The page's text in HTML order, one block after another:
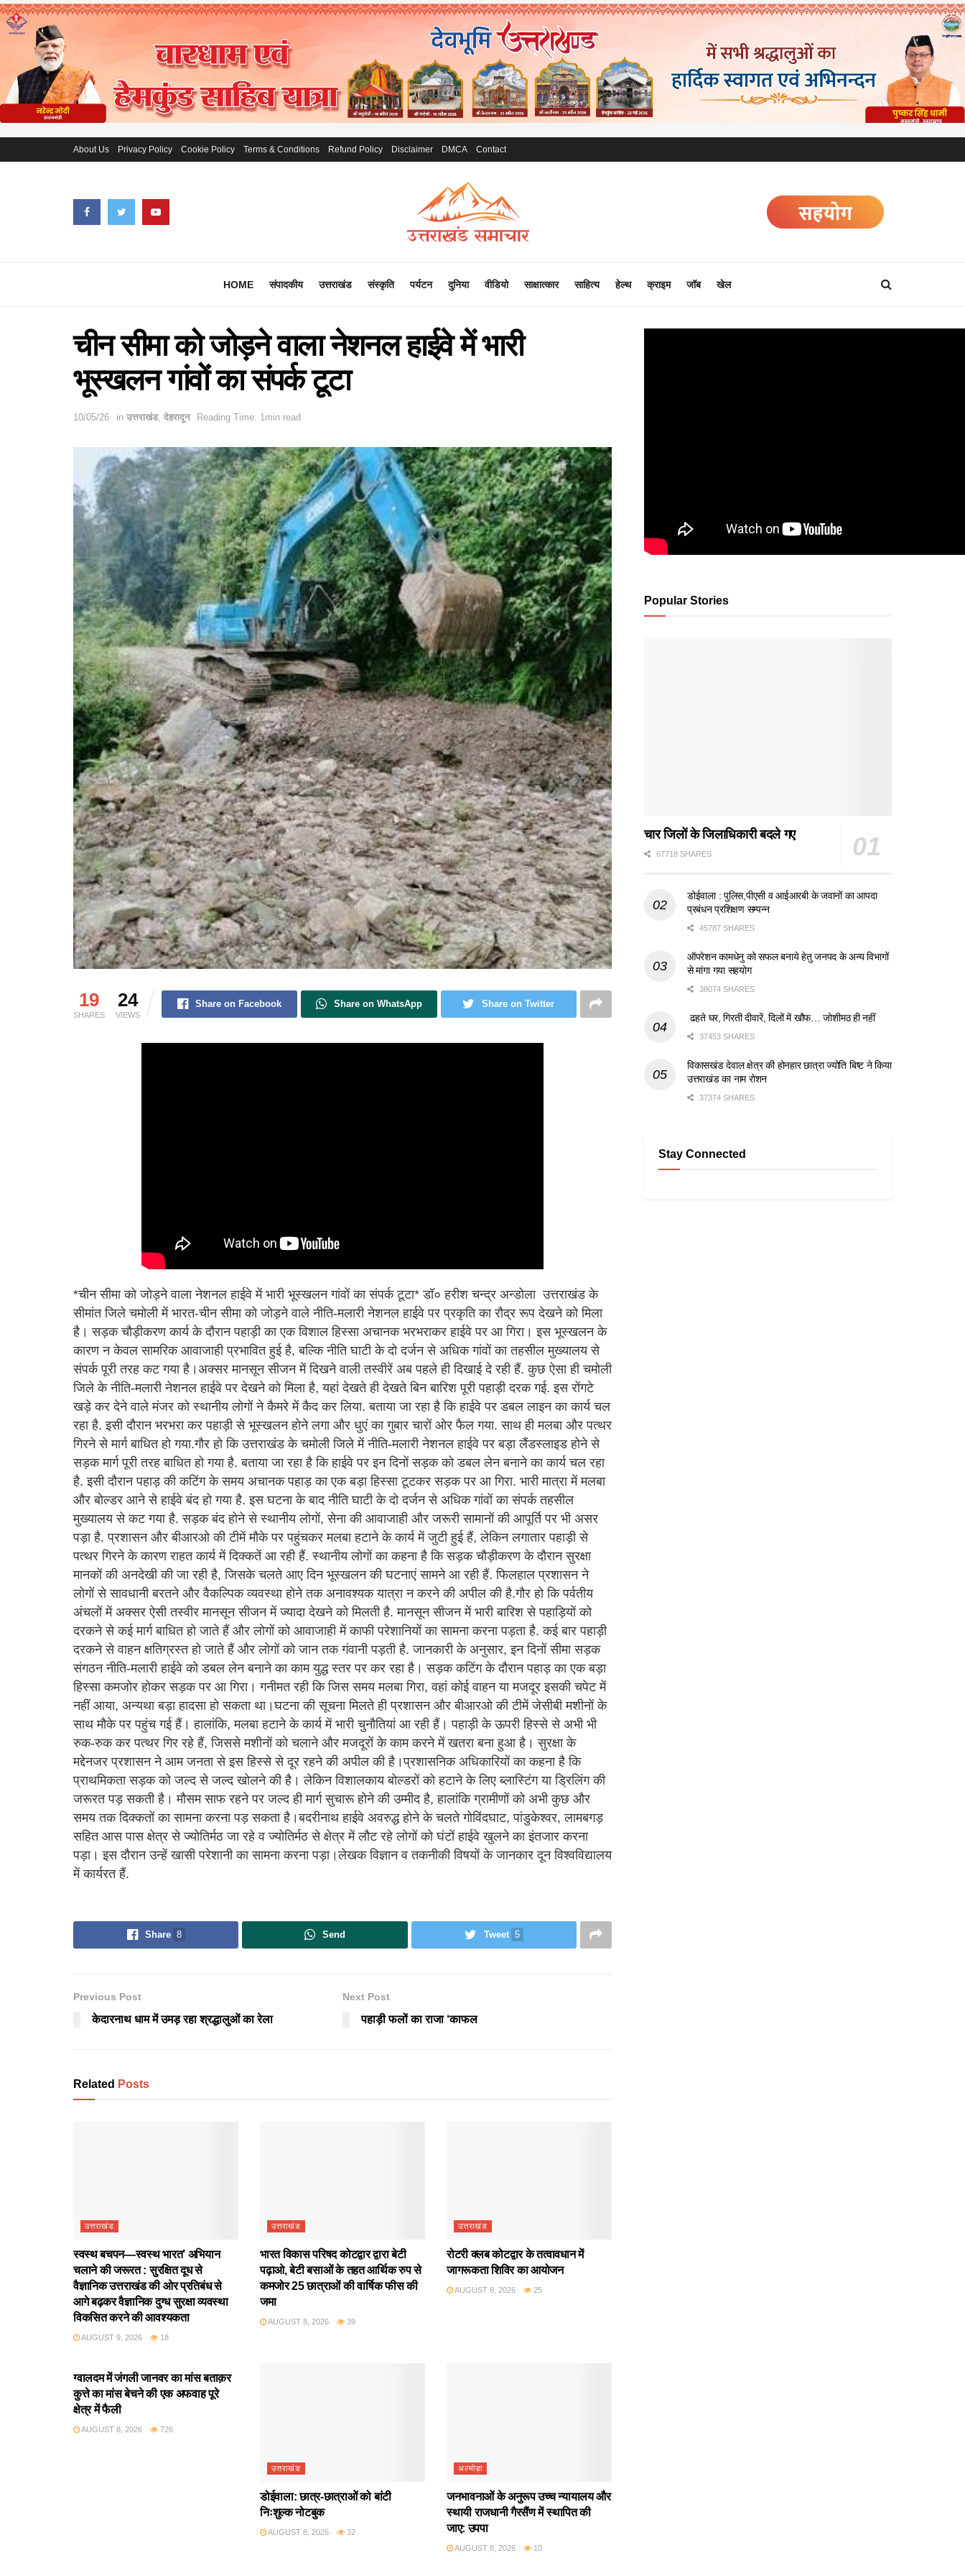
About Us Privacy Policy Cookie Policy Terms & Conditions Refund Policy Disclaimer DMCA Contact
HOME संपादकीय उत्तराखंड संस्कृति पर्यटन दुनिया वीडियो साक्षात्कार साहित्य हेल्थ क्राइम जॉब खेल
चीन सीमा को जोड़ने वाला नेशनल हाईवे में भारी
भूस्खलन गांवों का संपर्क टूटा
10/05/26 in उत्तराखंड, देहरादून Reading Time: 1min read
19
SHARES
24
VIEWS
Share on Facebook Share on WhatsApp Share on Twitter
*चीन सीमा को जोड़ने वाला नेशनल हाईवे में भारी भूस्खलन गांवों का संपर्क टूटा* डॉ० हरीश चन्द्र अन्डोला उत्तराखंड के
सीमांत जिले चमोली में भारत-चीन सीमा को जोड़ने वाले नीति-मलारी नेशनल हाईवे पर प्रकृति का रौद्र रूप देखने को मिला
है। सड़क चौड़ीकरण कार्य के दौरान पहाड़ी का एक विशाल हिस्सा अचानक भरभराकर हाईवे पर आ गिरा। इस भूस्खलन के
कारण न केवल सामरिक आवाजाही प्रभावित हुई है, बल्कि नीति घाटी के दो दर्जन से अधिक गांवों का तहसील मुख्यालय से
संपर्क पूरी तरह कट गया है।अक्सर मानसून सीजन में दिखने वाली तस्वीरें अब पहले ही दिखाई दे रही हैं. कुछ ऐसा ही चमोली
जिले के नीति-मलारी नेशनल हाईवे पर देखने को मिला है, यहां देखते ही देखते बिन बारिश पूरी पहाड़ी दरक गई. इस रोंगटे
खड़े कर देने वाले मंजर को स्थानीय लोगों ने कैमरे में कैद कर लिया. बताया जा रहा है कि हाईवे पर डबल लाइन का कार्य चल
रहा है. इसी दौरान भरभरा कर पहाड़ी से भूस्खलन होने लगा और धुएं का गुबार चारों ओर फैल गया. साथ ही मलबा और पत्थर
गिरने से मार्ग बाधित हो गया.गौर हो कि उत्तराखंड के चमोली जिले में नीति-मलारी नेशनल हाईवे पर बड़ा लैंडस्लाइड होने से
सड़क मार्ग पूरी तरह बाधित हो गया है. बताया जा रहा है कि हाईवे पर इन दिनों सड़क को डबल लेन बनाने का कार्य चल रहा
है. इसी दौरान पहाड़ की कटिंग के समय अचानक पहाड़ का एक बड़ा हिस्सा टूटकर सड़क पर आ गिरा. भारी मात्रा में मलबा
और बोल्डर आने से हाईवे बंद हो गया है. इस घटना के बाद नीति घाटी के दो दर्जन से अधिक गांवों का संपर्क तहसील
मुख्यालय से कट गया है. सड़क बंद होने से स्थानीय लोगों, सेना की आवाजाही और जरूरी सामानों की आपूर्ति पर भी असर
पड़ा है. प्रशासन और बीआरओ की टीमें मौके पर पहुंचकर मलबा हटाने के कार्य में जुटी हुई हैं, लेकिन लगातार पहाड़ी से
पत्थर गिरने के कारण राहत कार्य में दिक्कतें आ रही हैं. स्थानीय लोगों का कहना है कि सड़क चौड़ीकरण के दौरान सुरक्षा
मानकों की अनदेखी की जा रही है, जिसके चलते आए दिन भूस्खलन की घटनाएं सामने आ रही हैं. फिलहाल प्रशासन ने
लोगों से सावधानी बरतने और वैकल्पिक व्यवस्था होने तक अनावश्यक यात्रा न करने की अपील की है.गौर हो कि पर्वतीय
अंचलों में अक्सर ऐसी तस्वीर मानसून सीजन में ज्यादा देखने को मिलती है. मानसून सीजन में भारी बारिश से पहाड़ियों को
दरकने से कई मार्ग बाधित हो जाते हैं और लोगों को आवाजाही में काफी परेशानियों का सामना करना पड़ता है. कई बार पहाड़ी
दरकने से वाहन क्षतिग्रस्त हो जाते हैं और लोगों को जान तक गंवानी पड़ती है. जानकारी के अनुसार, इन दिनों सीमा सड़क
संगठन नीति-मलारी हाईवे को डबल लेन बनाने का काम युद्ध स्तर पर कर रहा है। सड़क कटिंग के दौरान पहाड़ का एक बड़ा
हिस्सा कमजोर होकर सड़क पर आ गिरा। गनीमत रही कि जिस समय मलबा गिरा, वहां कोई वाहन या मजदूर इसकी चपेट में
नहीं आया, अन्यथा बड़ा हादसा हो सकता था।घटना की सूचना मिलते ही प्रशासन और बीआरओ की टीमें जेसीबी मशीनों के
साथ मौके पर पहुंच गई हैं। हालांकि, मलबा हटाने के कार्य में भारी चुनौतियां आ रही हैं। पहाड़ी के ऊपरी हिस्से से अभी भी
रुक-रुक कर पत्थर गिर रहे हैं, जिससे मशीनों को चलाने और मजदूरों के काम करने में खतरा बना हुआ है। सुरक्षा के
मद्देनजर प्रशासन ने आम जनता से इस हिस्से से दूर रहने की अपील की है।प्रशासनिक अधिकारियों का कहना है कि
प्राथमिकता सड़क को जल्द से जल्द खोलने की है। लेकिन विशालकाय बोल्डरों को हटाने के लिए ब्लास्टिंग या ड्रिलिंग की
जरूरत पड़ सकती है। मौसम साफ रहने पर जल्द ही मार्ग सुचारू होने की उम्मीद है, हालांकि ग्रामीणों को अभी कुछ और
समय तक दिक्कतों का सामना करना पड़ सकता है।बदरीनाथ हाईवे अवरुद्ध होने के चलते गोविंदघाट, पांडुकेश्वर, लामबगड़
सहित आस पास क्षेत्र से ज्योतिर्मठ जा रहे व ज्योतिर्मठ से क्षेत्र में लौट रहे लोगों को घंटों हाईवे खुलने का इंतजार करना
पड़ा। इस दौरान उन्हें खासी परेशानी का सामना करना पड़ा।लेखक विज्ञान व तकनीकी विषयों के जानकार दून विश्वविद्यालय
में कार्यरत हैं.
Share 8 Send Tweet 5
Previous Post
केदारनाथ धाम में उमड़ रहा श्रद्धालुओं का रेला
Next Post
पहाड़ी फलों का राजा ‘काफल
Related Posts
उत्तराखंड
स्वस्थ बचपन—स्वस्थ भारत’ अभियान
चलाने की जरूरत : सुरक्षित दूध से
वैज्ञानिक उत्तराखंड की ओर प्रतिबंध से
आगे बढ़कर वैज्ञानिक दुग्ध सुरक्षा व्यवस्था
विकसित करने की आवश्यकता
AUGUST 9, 2026 18
उत्तराखंड
भारत विकास परिषद कोटद्वार द्वारा बेटी
पढ़ाओ, बेटी बसाओं के तहत आर्थिक रुप से
कमजोर 25 छात्राओं की वार्षिक फीस की
जमा
AUGUST 8, 2026 39
उत्तराखंड
रोटरी क्लब कोटद्वार के तत्वावधान में
जागरूकता शिविर का आयोजन
AUGUST 8, 2026 25
ग्वालदम में जंगली जानवर का मांस बताक़र
कुत्ते का मांस बेचने की एक अफवाह पूरे
क्षेत्र में फैली
AUGUST 8, 2026 726
उत्तराखंड
डोईवाला: छात्र-छात्राओं को बांटी
निःशुल्क नोटबुक
AUGUST 8, 2026 32
अल्मोड़ा
जनभावनाओं के अनुरूप उच्च न्यायालय और
स्थायी राजधानी गैरसैंण में स्थापित की
जाए: उपपा
AUGUST 8, 2026 10
Popular Stories
चार जिलों के जिलाधिकारी बदले गए
67718 SHARES
डोईवाला : पुलिस,पीएसी व आईआरबी के जवानों का आपदा
प्रबंधन प्रशिक्षण सम्पन्न
45787 SHARES
ऑपरेशन कामधेनु को सफल बनाये हेतु जनपद के अन्य विभागों
से मांगा गया सहयोग
38074 SHARES
ढहते घर, गिरती दीवारें, दिलों में खौफ… जोशीमठ ही नहीं
37453 SHARES
विकासखंड देवाल क्षेत्र की होनहार छात्रा ज्योति बिष्ट ने किया
उत्तराखंड का नाम रोशन
37374 SHARES
Stay Connected